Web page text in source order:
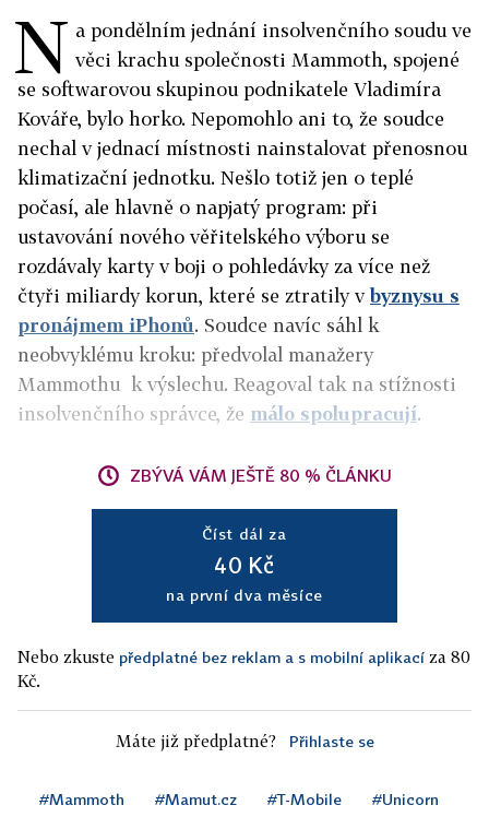
N a pondělním jednání insolvenčního soudu ve
věci krachu společnosti Mammoth, spojené
se softwarovou skupinou podnikatele Vladimíra
Kováře, bylo horko. Nepomohlo ani to, že soudce
nechal v jednací místnosti nainstalovat přenosnou
klimatizační jednotku. Nešlo totiž jen o teplé
počasí, ale hlavně o napjatý program: při
ustavování nového věřitelského výboru se
rozdávaly karty v boji o pohledávky za více než
čtyři miliardy korun, které se ztratily vbyznysu s
pronájmem iPhonů. Soudce navíc sáhl k
neobvyklému kroku: předvolal manažery
Mammothu k výslechu. Reagoval tak na stížnosti
insolvenčního správce, že málo spolupracují.
ZBÝVÁ VÁM JEŠTĚ 80 % ČLÁNKU
Číst dál za
40 Kč
na první dva měsíce
Nebo zkuste předplatné bez reklam a s mobilní aplikací za 80
Kč.
Máte již předplatné? Přihlaste se
#Mammoth #Mamut.cz #T-Mobile #Unicorn